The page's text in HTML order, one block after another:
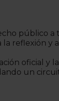
público a
reflexión y
oficial y
un